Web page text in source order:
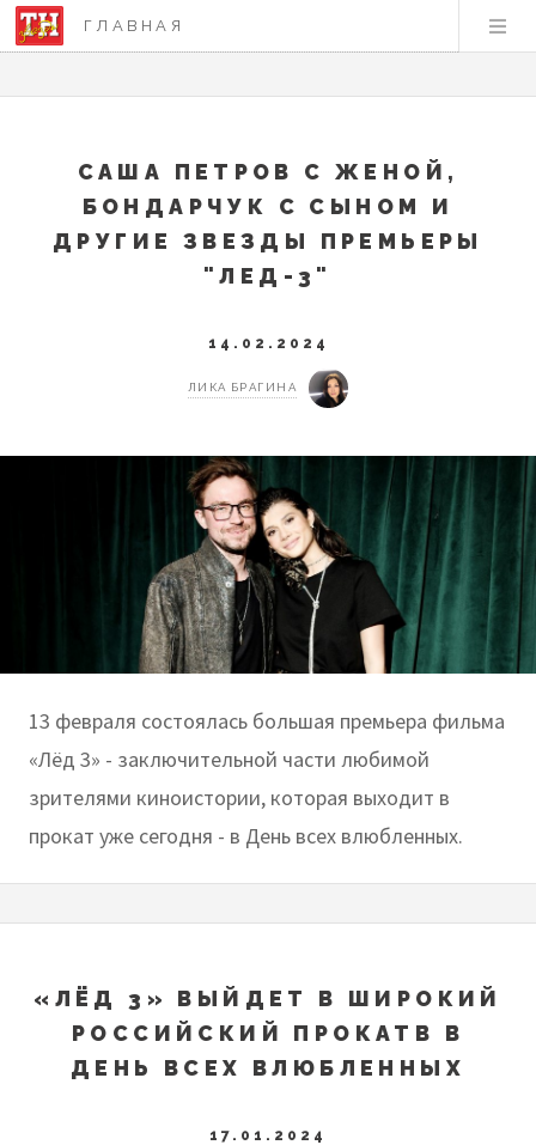
ГЛАВНАЯ
САША ПЕТРОВ С ЖЕНОЙ,
БОНДАРЧУК С СЫНОМ И
ДРУГИЕ ЗВЕЗДЫ ПРЕМЬЕРЫ
"ЛЕД-3"
14.02.2024
ЛИКА БРАГИНА
13 февраля состоялась большая премьера фильма
«Лёд 3» - заключительной части любимой
зрителями киноистории, которая выходит в
прокат уже сегодня - в День всех влюбленных.
«ЛЁД 3» ВЫЙДЕТ В ШИРОКИЙ
РОССИЙСКИЙ ПРОКАТВ В
ДЕНЬ ВСЕХ ВЛЮБЛЕННЫХ
17.01.2024